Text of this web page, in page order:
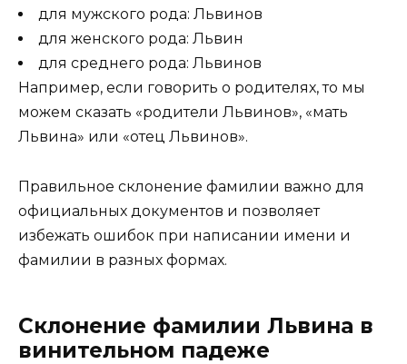
для мужского рода: Львинов
для женского рода: Львин
для среднего рода: Львинов
Например, если говорить о родителях, то мы
можем сказать «родители Львинов», «мать
Львина» или «отец Львинов».
Правильное склонение фамилии важно для
официальных документов и позволяет
избежать ошибок при написании имени и
фамилии в разных формах.
Склонение фамилии Львина в
винительном падеже